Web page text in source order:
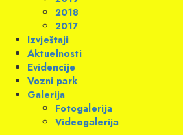
2018
2017
Izvještaji
Aktuelnosti
Evidencije
Vozni park
Galerija
Fotogalerija
Videogalerija